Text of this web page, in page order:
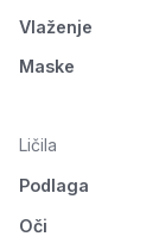
Vlaženje
Maske
Ličila
Podlaga
Oči